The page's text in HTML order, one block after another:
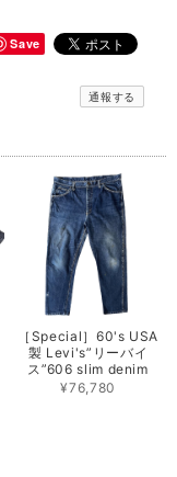
Save
通報する
［Special］60's USA
製 Levi's”リーバイ
ス”606 slim denim
¥76,780